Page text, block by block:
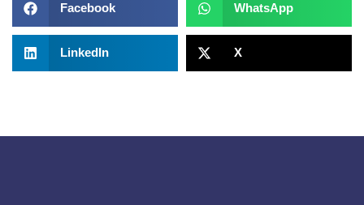
Facebook WhatsApp
LinkedIn X